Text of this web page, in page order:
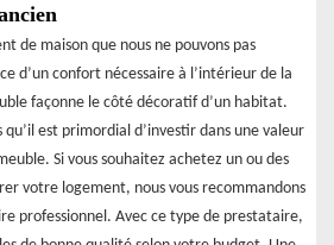
de maison que nous ne pouvons pas
d’un confort nécessaire à l’intérieur de la
façonne le côté décoratif d’un habitat.
qu’il est primordial d’investir dans une valeur
Si vous souhaitez achetez un ou des
votre logement, nous vous recommandons
professionnel. Avec ce type de prestataire,